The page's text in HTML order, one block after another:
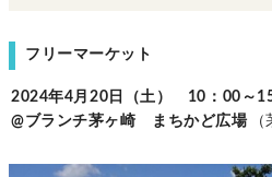
フリーマーケット
2024年4月20日（土） 10：00～
@ブランチ茅ヶ崎 まちかど広場